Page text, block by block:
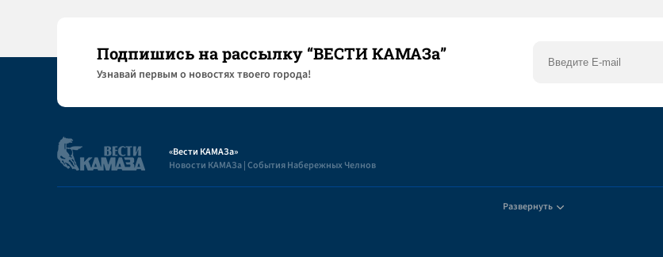
Подпишись на рассылку “ВЕСТИ КАМАЗа”
Узнaвай первым о новостях твоего города!
«Вести КАМАЗа»
Новости КАМАЗа | События Набережных Челнов
Развернуть